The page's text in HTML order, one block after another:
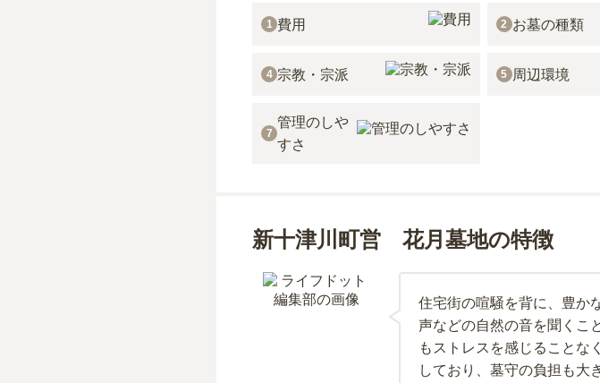
1 費用 2 お墓の種類
4 宗教・宗派 5 周辺環境
7
管理のしや
すさ
新十津川町営 花月墓地の特徴
住宅街の喧騒を背に、豊か
声などの自然の音を聞くこ
もストレスを感じることな
しており、墓守の負担も大